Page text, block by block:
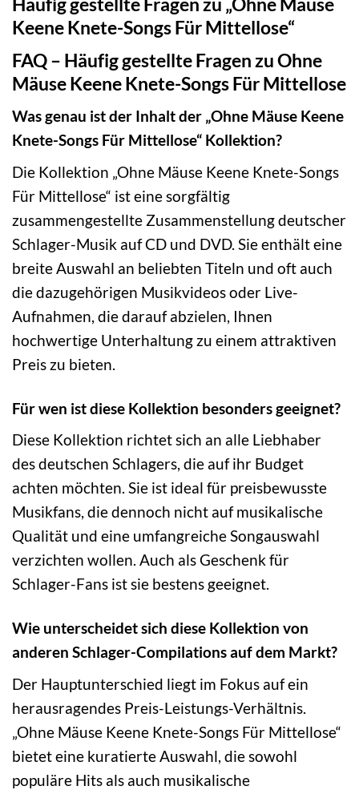
Keene Knete-Songs Für Mittellose“
FAQ – Häufig gestellte Fragen zu Ohne
Mäuse Keene Knete-Songs Für Mittellose
Was genau ist der Inhalt der „Ohne Mäuse Keene
Knete-Songs Für Mittellose“ Kollektion?
Die Kollektion „Ohne Mäuse Keene Knete-Songs
Für Mittellose“ ist eine sorgfältig
zusammengestellte Zusammenstellung deutscher
Schlager-Musik auf CD und DVD. Sie enthält eine
breite Auswahl an beliebten Titeln und oft auch
die dazugehörigen Musikvideos oder Live-
Aufnahmen, die darauf abzielen, Ihnen
hochwertige Unterhaltung zu einem attraktiven
Preis zu bieten.
Für wen ist diese Kollektion besonders geeignet?
Diese Kollektion richtet sich an alle Liebhaber
des deutschen Schlagers, die auf ihr Budget
achten möchten. Sie ist ideal für preisbewusste
Musikfans, die dennoch nicht auf musikalische
Qualität und eine umfangreiche Songauswahl
verzichten wollen. Auch als Geschenk für
Schlager-Fans ist sie bestens geeignet.
Wie unterscheidet sich diese Kollektion von
anderen Schlager-Compilations auf dem Markt?
Der Hauptunterschied liegt im Fokus auf ein
herausragendes Preis-Leistungs-Verhältnis.
„Ohne Mäuse Keene Knete-Songs Für Mittellose“
bietet eine kuratierte Auswahl, die sowohl
populäre Hits als auch musikalische